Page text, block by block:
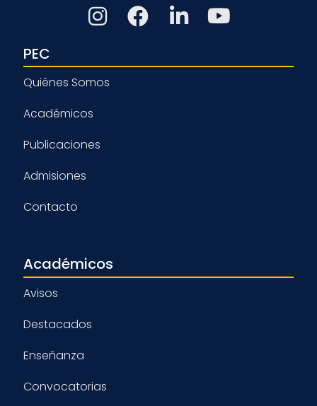
PEC
Quiénes Somos
Académicos
Publicaciones
Admisiones
Contacto
Académicos
Avisos
Destacados
Enseñanza
Convocatorias